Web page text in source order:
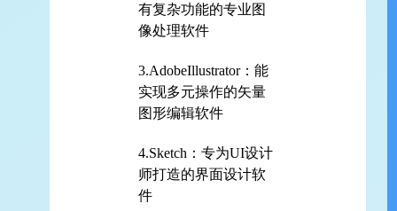
有复杂功能的专业图
像处理软件
3.AdobeIllustrator：能
实现多元操作的矢量
图形编辑软件
4.Sketch：专为UI设计
师打造的界面设计软
件